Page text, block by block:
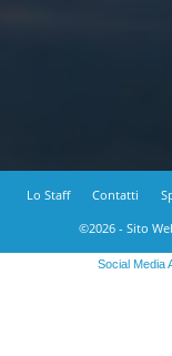
Lo Staff Contatti
©2026 - Sito
Social Media